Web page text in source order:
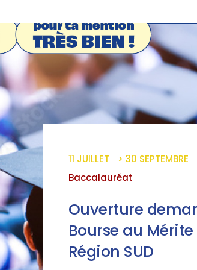
11 JUILLET > 30 SEPTEMBRE
Baccalauréat
Ouverture
Bourse au Mérite
Région SUD